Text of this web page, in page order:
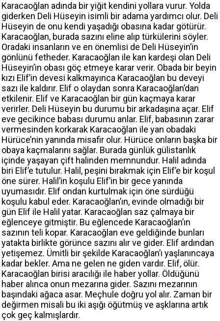
Karacaoğlan adında bir yiğit kendini yollara vurur. Yolda
giderken Deli Hüseyin isimli bir adama yardımcı olur. Deli
Hüseyin de onu kendi yaşadığı obasına kadar götürür.
Karacaoğlan, burada sazını eline alıp türkülerini söyler.
Oradaki insanların ve en önemlisi de Deli Hüseyin’in
gönlünü fetheder. Karacaoğlan ile kan kardeşi olan Deli
Hüseyin’in obası göç etmeye karar verir. Obada bir beyin
kızı Elif’in devesi kalkmayınca Karacaoğlan bu deveyi
sazı ile kaldırır. Elif o olaydan sonra Karacaoğlan’dan
etkilenir. Elif ve Karacaoğlan bir gün kaçmaya karar
verirler. Deli Hüseyin bu durumu bir arkadaşına açar. Elif
eve gecikince babası durumu anlar. Elif, babasının zarar
vermesinden korkarak Karacaoğlan ile yan obadaki
Hürüce’nin yanında misafir olur. Hürüce onların başka bir
obaya kaçmalarını sağlar. Burada günlük gülistanlık
içinde yaşayan çift halinden memnundur. Halil adında
biri Elif’e tutulur. Halil, peşini bırakmak için Elif’e bir koşul
öne sürer. Halil’in koşulu Elif’in bir gece yanında
uyumasıdır. Elif ondan kurtulmak için öne sürdüğü
koşulu kabul eder. Karacaoğlan’ın, evinde olmadığı bir
gün Elif ile Halil yatar. Karacaoğlan saz çalmaya bir
eğlenceye gitmiştir. Bu eğlencede Karacaoğlan’ın
sazının teli kopar. Karacaoğlan eve geldiğinde bunları
yatakta birlikte görünce sazını alır ve gider. Elif ardından
yetişemez. Ümitli bir şekilde Karacaoğlan’ı yaşlanıncaya
kadar bekler. Ama ne gelen ne giden vardır. Elif, ölür.
Karacaoğlan birisi aracılığı ile haber yollar. Öldüğünü
haber alınca onun mezarına gider. Sazını mezarının
başındaki ağaca asar. Meçhule doğru yol alır. Zaman bir
değirmen misali bu iki aşığı öğütmüş ve aşklarına artık
çok geç kalmışlardır.